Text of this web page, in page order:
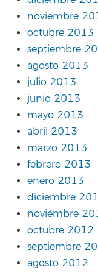
noviembre
octubre 2013
septiembre
agosto 2013
julio 2013
junio 2013
mayo 2013
abril 2013
marzo 2013
febrero 2013
enero 2013
diciembre
noviembre
octubre 2012
septiembre
agosto 2012